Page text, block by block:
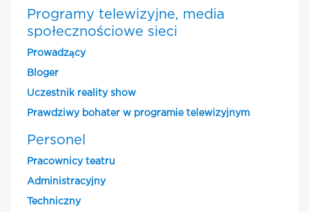
Programy telewizyjne, media
społecznościowe sieci
Prowadzący
Bloger
Uczestnik reality show
Prawdziwy bohater w programie telewizyjnym
Personel
Pracownicy teatru
Administracyjny
Techniczny